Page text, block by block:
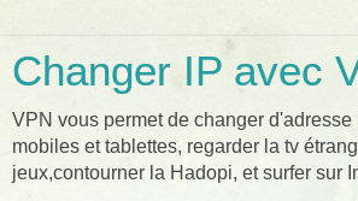
Changer IP avec
VPN vous permet de changer d'adresse
mobiles et tablettes, regarder la tv
jeux,contourner la Hadopi, et surfer sur